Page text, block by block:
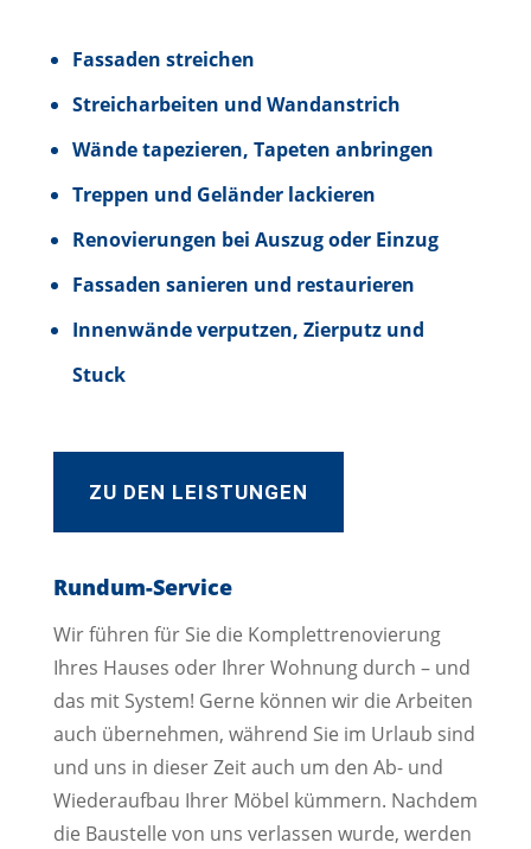
Fassaden streichen
Streicharbeiten und Wandanstrich
Wände tapezieren, Tapeten anbringen
Treppen und Geländer lackieren
Renovierungen bei Auszug oder Einzug
Fassaden sanieren und restaurieren
Innenwände verputzen, Zierputz und
Stuck
ZU DEN LEISTUNGEN
Rundum-Service
Wir führen für Sie die Komplettrenovierung
Ihres Hauses oder Ihrer Wohnung durch – und
das mit System! Gerne können wir die Arbeiten
auch übernehmen, während Sie im Urlaub sind
und uns in dieser Zeit auch um den Ab- und
Wiederaufbau Ihrer Möbel kümmern. Nachdem
die Baustelle von uns verlassen wurde, werden